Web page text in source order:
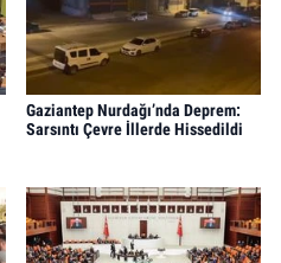
Gaziantep Nurdağı’nda Deprem:
Sarsıntı Çevre İllerde Hissedildi